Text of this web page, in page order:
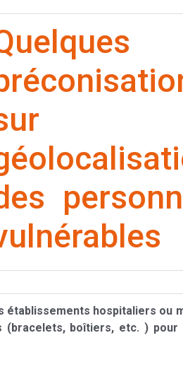
établissements hospitaliers ou
(bracelets, boîtiers, etc. )